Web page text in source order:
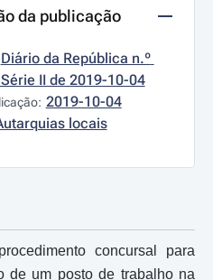
da publicação
Diário da República n.º
II de 2019-10-04
2019-10-04
locais
concursal para
de um posto de trabalho na